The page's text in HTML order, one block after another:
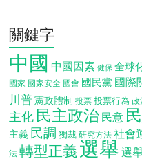
關鍵字
中國 中國因素 健保 全球
國家 國家安全 國會 國民黨 國際
川普 憲政體制 投票 投票行為 政
主化 民主政治 民意
主義 民調 獨裁 研究方法 社會
法 轉型正義 選舉 選